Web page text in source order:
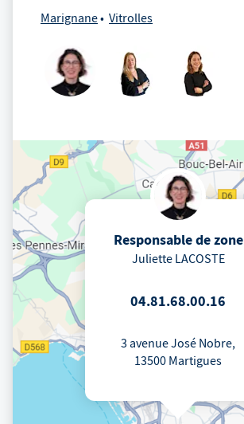
Marignane
Vitrolles
Responsable de zone
Juliette LACOSTE
04.81.68.00.16
3 avenue José Nobre,
13500 Martigues